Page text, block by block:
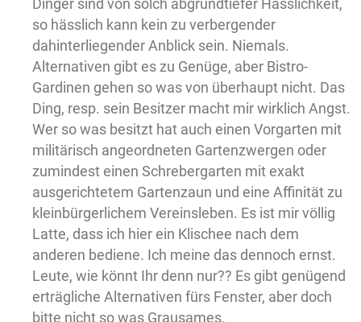
Dinger sind von solch abgrundtiefer Hässlichkeit,
so hässlich kann kein zu verbergender
dahinterliegender Anblick sein. Niemals.
Alternativen gibt es zu Genüge, aber Bistro-
Gardinen gehen so was von überhaupt nicht. Das
Ding, resp. sein Besitzer macht mir wirklich Angst.
Wer so was besitzt hat auch einen Vorgarten mit
militärisch angeordneten Gartenzwergen oder
zumindest einen Schrebergarten mit exakt
ausgerichtetem Gartenzaun und eine Affinität zu
kleinbürgerlichem Vereinsleben. Es ist mir völlig
Latte, dass ich hier ein Klischee nach dem
anderen bediene. Ich meine das dennoch ernst.
Leute, wie könnt Ihr denn nur?? Es gibt genügend
erträgliche Alternativen fürs Fenster, aber doch
bitte nicht so was Grausames.